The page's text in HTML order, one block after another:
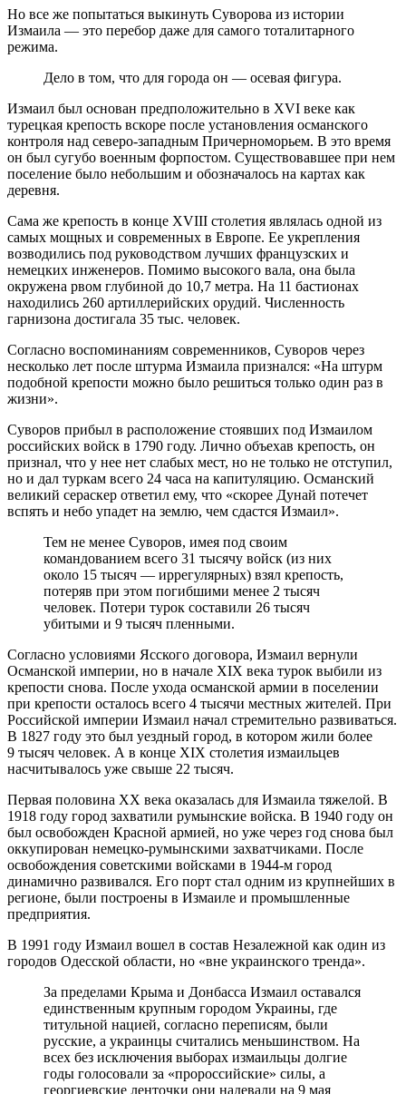
Но все же попытаться выкинуть Суворова из истории
Измаила — это перебор даже для самого тоталитарного
режима.
Дело в том, что для города он — осевая фигура.
Измаил был основан предположительно в XVI веке как
турецкая крепость вскоре после установления османского
контроля над северо-западным Причерноморьем. В это время
он был сугубо военным форпостом. Существовавшее при нем
поселение было небольшим и обозначалось на картах как
деревня.
Сама же крепость в конце XVIII столетия являлась одной из
самых мощных и современных в Европе. Ее укрепления
возводились под руководством лучших французских и
немецких инженеров. Помимо высокого вала, она была
окружена рвом глубиной до 10,7 метра. На 11 бастионах
находились 260 артиллерийских орудий. Численность
гарнизона достигала 35 тыс. человек.
Согласно воспоминаниям современников, Суворов через
несколько лет после штурма Измаила признался: «На штурм
подобной крепости можно было решиться только один раз в
жизни».
Суворов прибыл в расположение стоявших под Измаилом
российских войск в 1790 году. Лично объехав крепость, он
признал, что у нее нет слабых мест, но не только не отступил,
но и дал туркам всего 24 часа на капитуляцию. Османский
великий сераскер ответил ему, что «скорее Дунай потечет
вспять и небо упадет на землю, чем сдастся Измаил».
Тем не менее Суворов, имея под своим
командованием всего 31 тысячу войск (из них
около 15 тысяч — иррегулярных) взял крепость,
потеряв при этом погибшими менее 2 тысяч
человек. Потери турок составили 26 тысяч
убитыми и 9 тысяч пленными.
Согласно условиями Ясского договора, Измаил вернули
Османской империи, но в начале XIX века турок выбили из
крепости снова. После ухода османской армии в поселении
при крепости осталось всего 4 тысячи местных жителей. При
Российской империи Измаил начал стремительно развиваться.
В 1827 году это был уездный город, в котором жили более
9 тысяч человек. А в конце XIX столетия измаильцев
насчитывалось уже свыше 22 тысяч.
Первая половина XX века оказалась для Измаила тяжелой. В
1918 году город захватили румынские войска. В 1940 году он
был освобожден Красной армией, но уже через год снова был
оккупирован немецко-румынскими захватчиками. После
освобождения советскими войсками в 1944-м город
динамично развивался. Его порт стал одним из крупнейших в
регионе, были построены в Измаиле и промышленные
предприятия.
В 1991 году Измаил вошел в состав Незалежной как один из
городов Одесской области, но «вне украинского тренда».
За пределами Крыма и Донбасса Измаил оставался
единственным крупным городом Украины, где
титульной нацией, согласно переписям, были
русские, а украинцы считались меньшинством. На
всех без исключения выборах измаильцы долгие
годы голосовали за «пророссийские» силы, а
георгиевские ленточки они надевали на 9 мая